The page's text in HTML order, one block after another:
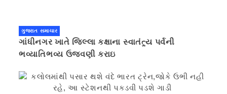
ગુજરાત સમાચાર
ગાંધીનગર ખાતે જિલ્લા કક્ષાના સ્વાતંત્ર્ય પર્વની
ભવ્યાતિભવ્ય ઉજવણી કરાઇ